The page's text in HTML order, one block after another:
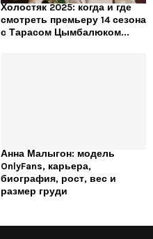
Холостяк 2025: когда и где
смотреть премьеру 14 сезона
с Тарасом Цымбалюком...
Анна Малыгон: модель
OnlyFans, карьера,
биография, рост, вес и
размер груди